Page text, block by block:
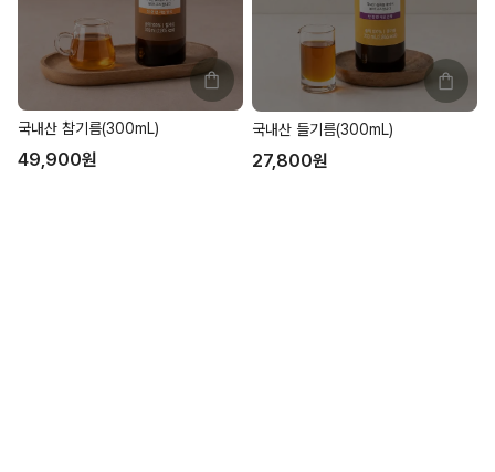
국내산 참기름(300mL)
49,900원
국내산 들기름(300mL)
27,800원